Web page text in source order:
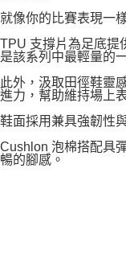
就像你的比賽表現一
TPU 支撐片為足底提
是該系列中最輕量的
此外，汲取田徑鞋靈
進力，幫助維持場上
鞋面採用兼具強韌性
Cushlon 泡棉搭配具
暢的腳感。